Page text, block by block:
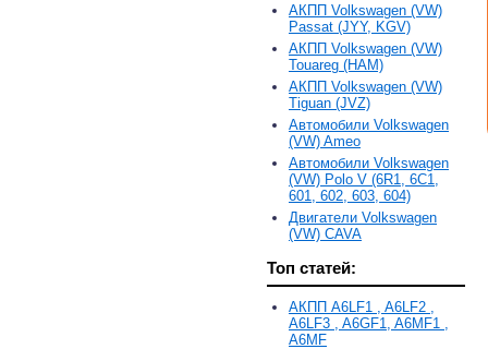
АКПП Volkswagen (VW)
Passat (JYY, KGV)
АКПП Volkswagen (VW)
Touareg (HAM)
АКПП Volkswagen (VW)
Tiguan (JVZ)
Автомобили Volkswagen
(VW) Ameo
Автомобили Volkswagen
(VW) Polo V (6R1, 6С1,
601, 602, 603, 604)
Двигатели Volkswagen
(VW) CAVA
Топ статей:
АКПП A6LF1 , A6LF2 ,
A6LF3 , A6GF1, A6MF1 ,
A6MF